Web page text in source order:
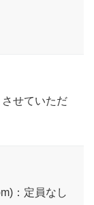
せていただ
：定員なし